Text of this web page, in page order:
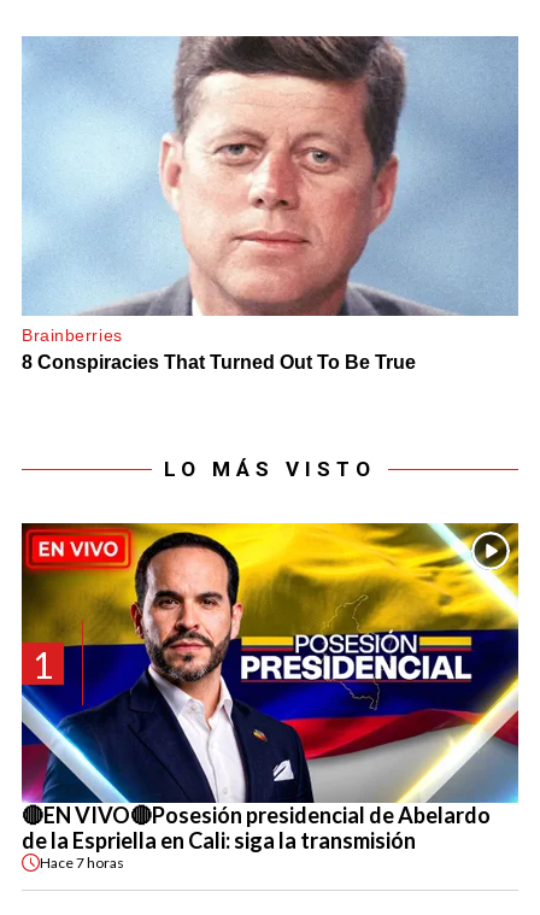
LO MÁS VISTO
1
🔴EN VIVO🔴Posesión presidencial de Abelardo
de la Espriella en Cali: siga la transmisión
Hace7 horas